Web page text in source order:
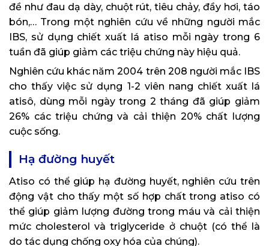
đề như đau dạ dày, chuột rút, tiêu chảy, đầy hơi, táo
bón,… Trong một nghiên cứu về những người mắc
IBS, sử dụng chiết xuất lá atiso mỗi ngày trong 6
tuần đã giúp giảm các triệu chứng này hiệu quả.
Nghiên cứu khác năm 2004 trên 208 người mắc IBS
cho thấy việc sử dụng 1-2 viên nang chiết xuất lá
atisô, dùng mỗi ngày trong 2 tháng đã giúp giảm
26% các triệu chứng và cải thiện 20% chất lượng
cuộc sống.
Hạ đường huyết
Atiso có thể giúp hạ đường huyết, nghiên cứu trên
động vật cho thấy một số hợp chất trong atiso có
thể giúp giảm lượng đường trong máu và cải thiện
mức cholesterol và triglyceride ở chuột (có thể là
do tác dụng chống oxy hóa của chúng).